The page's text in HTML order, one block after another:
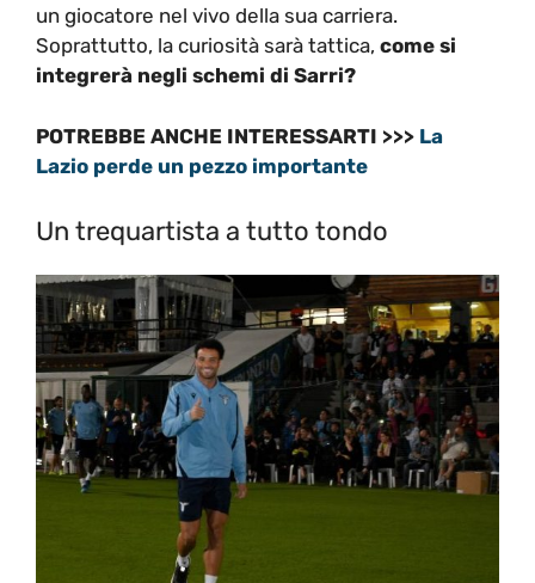
un giocatore nel vivo della sua carriera.
Soprattutto, la curiosità sarà tattica, come si
integrerà negli schemi di Sarri?
POTREBBE ANCHE INTERESSARTI >>> La
Lazio perde un pezzo importante
Un trequartista a tutto tondo